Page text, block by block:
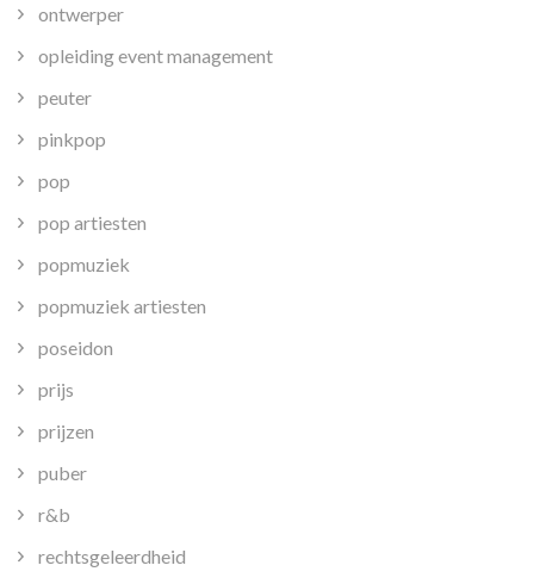
ontwerper
opleiding event management
peuter
pinkpop
pop
pop artiesten
popmuziek
popmuziek artiesten
poseidon
prijs
prijzen
puber
r&b
rechtsgeleerdheid